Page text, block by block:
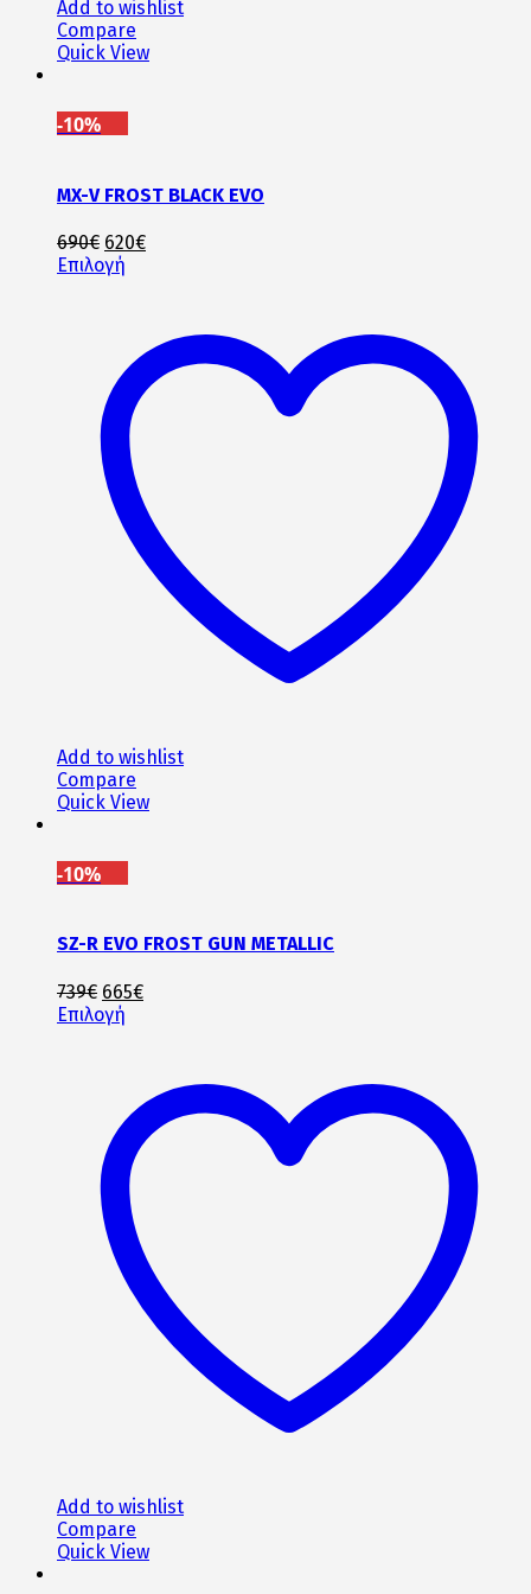
Add to wishlist
Compare
Quick View
-10%
MX-V FROST BLACK EVO
690€ Original
price
620€Η
620€.
Επιλογή
πολλαπλές
παραλλαγές.
Οι
επιλογές
μπορούν
να
επιλεγούν
στη
σελίδα
του
προϊόντος
Add to wishlist
Compare
Quick View
-10%
SZ-R EVO FROST GUN METALLIC
739€ Original
price
665€Η
665€.
Επιλογή
πολλαπλές
παραλλαγές.
Οι
επιλογές
μπορούν
να
επιλεγούν
στη
σελίδα
του
προϊόντος
Add to wishlist
Compare
Quick View